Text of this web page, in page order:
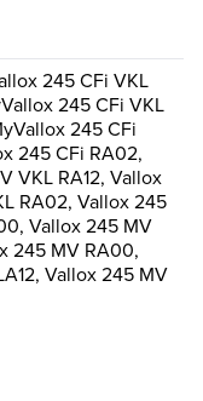
245 CFi VKL
245 CFi VKL
245 CFi
245 CFi RA02,
VKL RA12, Vallox
RA02, Vallox 245
Vallox 245 MV
245 MV RA00,
Vallox 245 MV